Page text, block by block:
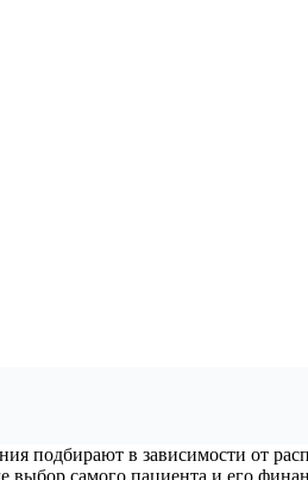
подбирают в зависимости от
самого пациента и его